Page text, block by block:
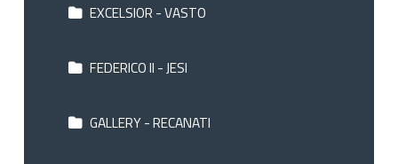
EXCELSIOR - VASTO
FEDERICO II - JESI
GALLERY - RECANATI